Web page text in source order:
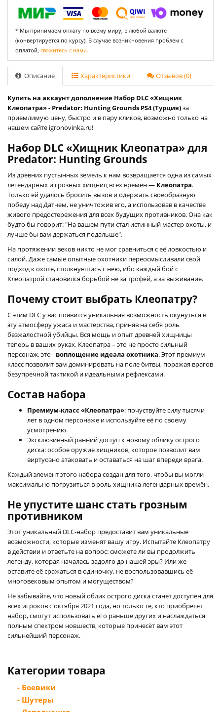
* Мы принимаем оплату по всему миру, в любой валюте
(конвертируется по курсу). В случае возникновения проблем с
оплатой, свяжитесь с нами.
Описание Характеристики Отзывов (0)
Купить на аккаунт дополнение Набор DLC «Хищник
Клеопатра» - Predator: Hunting Grounds PS4 (Турция)за
приемлимую цену, быстро и в пару кликов, возможно только на
нашем сайте igronovinka.ru!
Набор DLC «Хищник Клеопатра» для
Predator: Hunting Grounds
Из древних пустынных земель к нам возвращается одна из самых
легендарных и грозных хищниц всех времён — Клеопатра.
Только ей удалось бросить вызов и одержать своеобразную
победу над Датчем, не уничтожив его, а использовав в качестве
живого предостережения для всех будущих противников. Она как
будто бы говорит: "На вашем пути стал истинный мастер охоты, и
лучше бы вам держаться подальше".
На протяжении веков никто не мог сравниться с её ловкостью и
силой. Даже самые опытные охотники переосмысливали свой
подход к охоте, столкнувшись с нею, ибо каждый бой с
Клеопатрой становился борьбой не за трофей, а за выживание.
Почему стоит выбрать Клеопатру?
С этим DLC у вас появится уникальная возможность окунуться в
эту атмосферу ужаса и мастерства, приняв на себя роль
безжалостной убийцы. Вся мощь и опыт древней хищницы
теперь в ваших руках. Клеопатра – это не просто сильный
персонаж, это - воплощение идеала охотника. Этот премиум-
класс позволит вам доминировать на поле битвы, поражая врагов
безупречной тактикой и идеальными рефлексами.
Состав набора
Премиум-класс «Клеопатра»: почуствуйте силу тысячи
лет в одном персонаже и используйте её по своему
усмотрению.
Эксклюзивный ранний доступ к новому облику острого
диска: особое оружие хищников, которое позволит вам
виртуозно атаковать и оставаться на шаг впереди врага.
Каждый элемент этого набора создан для того, чтобы вы могли
максимально погрузиться в роль хищника легендарных времён.
Не упустите шанс стать грозным
противником
Этот уникальный DLC-набор предоставит вам уникальные
возможности, которые изменят вашу игру. Испытайте Клеопатру
в действии и ответьте на вопрос: сможете ли вы продолжить
легенду, которая началась задолго до нашей эры? Или же
оставите её сражаться в одиночку, не воспользовавшись её
многовековым опытом и могуществом?
Не забывайте, что новый облик острого диска станет доступен для
всех игроков с октября 2021 года, но только те, кто приобретёт
набор, смогут использовать его раньше других и наслаждаться
полным спектром новшеств, которые принесёт вам этот
сильнейший персонаж.
Категории товара
- Боевики
- Шутеры